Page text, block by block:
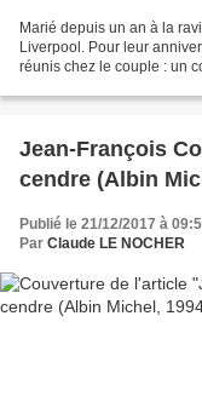
Marié depuis un an à la
Liverpool. Pour leur
réunis chez le couple : un
Jean-François
cendre (Albin
Publié le 21/12/2017 à
Par Claude LE NOCHER